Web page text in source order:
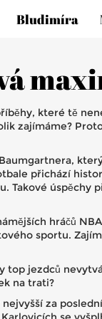
Bludimíra
které tě
zajímáme?
přichází
Takové
hráčů
sportu.
jezdců
na trati?
za